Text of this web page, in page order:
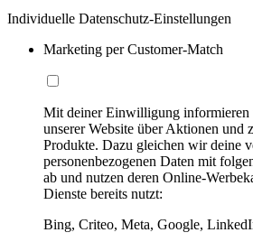
Individuelle Datenschutz-Einstellungen
Marketing per Customer-Match
Mit deiner Einwilligung informieren
unserer Website über Aktionen und
Produkte. Dazu gleichen wir deine
personenbezogenen Daten mit
ab und nutzen deren Online-
Dienste bereits nutzt:
Bing, Criteo, Meta, Google,